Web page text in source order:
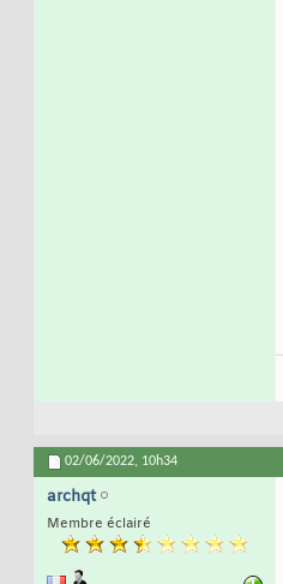
02/06/2022, 10h34
archqt
Membre éclairé